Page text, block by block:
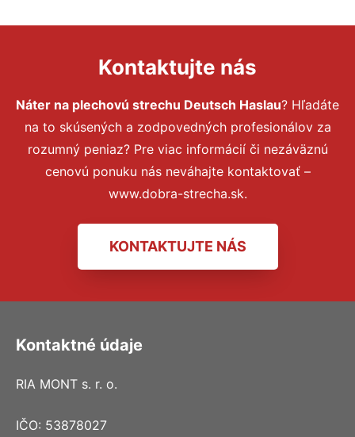
Kontaktujte nás
Náter na plechovú strechu Deutsch Haslau? Hľadáte
na to skúsených a zodpovedných profesionálov za
rozumný peniaz? Pre viac informácií či nezáväznú
cenovú ponuku nás neváhajte kontaktovať –
www.dobra-strecha.sk.
KONTAKTUJTE NÁS
Kontaktné údaje
RIA MONT s. r. o.
IČO: 53878027